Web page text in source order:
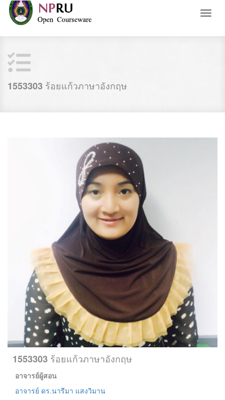
1553303 ร้อยแก้วภาษาอังกฤษ
1553303 ร้อยแก้วภาษาอังกฤษ
อาจารย์ผู้สอน
อาจารย์ ดร.นารีมา แสงวิมาน